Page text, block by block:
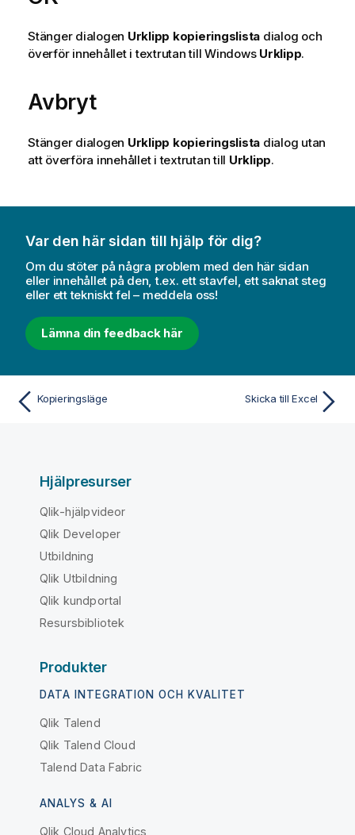
Stänger dialogen Urklipp kopieringslista dialog och
överför innehållet i textrutan till Windows Urklipp.
Avbryt
Stänger dialogen Urklipp kopieringslista dialog utan
att överföra innehållet i textrutan till Urklipp.
Var den här sidan till hjälp för dig?
Om du stöter på några problem med den här sidan
eller innehållet på den, t.ex. ett stavfel, ett saknat steg
eller ett tekniskt fel – meddela oss!
Lämna din feedback här
Kopieringsläge Skicka till Excel
Hjälpresurser
Qlik-hjälpvideor
Qlik Developer
Utbildning
Qlik Utbildning
Qlik kundportal
Resursbibliotek
Produkter
DATA INTEGRATION OCH KVALITET
Qlik Talend
Qlik Talend Cloud
Talend Data Fabric
ANALYS & AI
Qlik Cloud Analytics